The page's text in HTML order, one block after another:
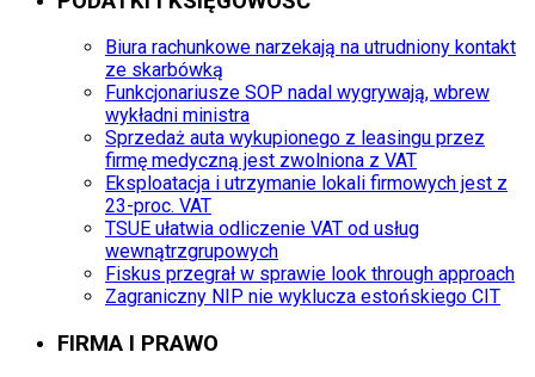
Biura rachunkowe narzekają na utrudniony kontakt
ze skarbówką
Funkcjonariusze SOP nadal wygrywają, wbrew
wykładni ministra
Sprzedaż auta wykupionego z leasingu przez
firmę medyczną jest zwolniona z VAT
Eksploatacja i utrzymanie lokali firmowych jest z
23-proc. VAT
TSUE ułatwia odliczenie VAT od usług
wewnątrzgrupowych
Fiskus przegrał w sprawie look through approach
Zagraniczny NIP nie wyklucza estońskiego CIT
FIRMA I PRAWO